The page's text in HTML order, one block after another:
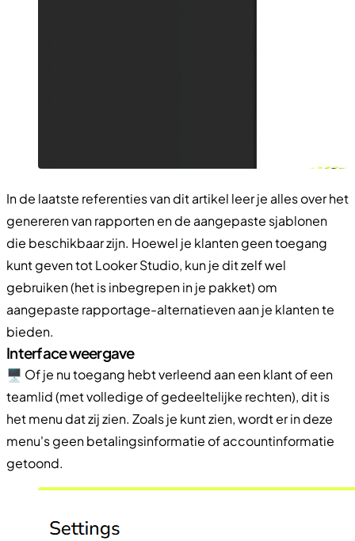
In de laatste referenties van dit artikel leer je alles over het
genereren van rapporten en de aangepaste sjablonen
die beschikbaar zijn. Hoewel je klanten geen toegang
kunt geven tot Looker Studio, kun je dit zelf wel
gebruiken (het is inbegrepen in je pakket) om
aangepaste rapportage-alternatieven aan je klanten te
bieden.
Interface weergave
🖥️ Of je nu toegang hebt verleend aan een klant of een
teamlid (met volledige of gedeeltelijke rechten), dit is
het menu dat zij zien. Zoals je kunt zien, wordt er in deze
menu's geen betalingsinformatie of accountinformatie
getoond.